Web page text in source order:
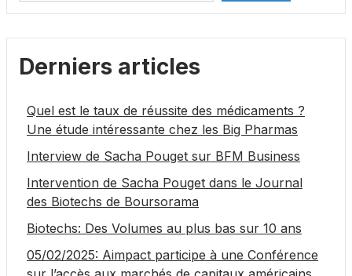
Derniers articles
Quel est le taux de réussite des médicaments ?
Une étude intéressante chez les Big Pharmas
Interview de Sacha Pouget sur BFM Business
Intervention de Sacha Pouget dans le Journal
des Biotechs de Boursorama
Biotechs: Des Volumes au plus bas sur 10 ans
05/02/2025: Aimpact participe à une Conférence